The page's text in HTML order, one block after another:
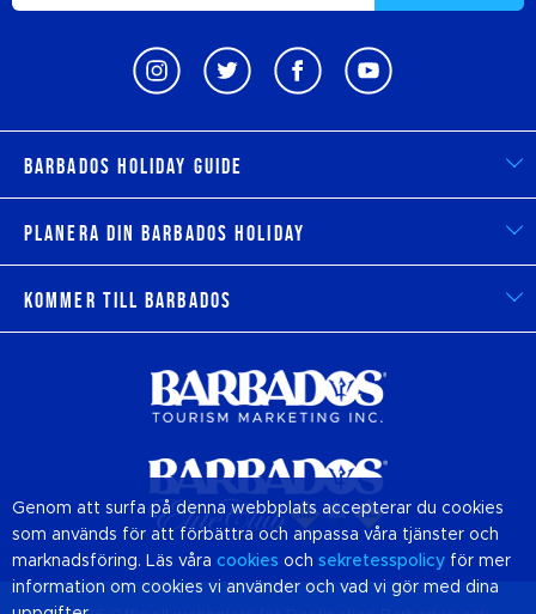
Barbados Holiday Guide
Planera din Barbados Holiday
Kommer till Barbados
Genom att surfa på denna webbplats accepterar du cookies
som används för att förbättra och anpassa våra tjänster och
marknadsföring. Läs våra cookies och sekretesspolicy för mer
information om cookies vi använder och vad vi gör med dina